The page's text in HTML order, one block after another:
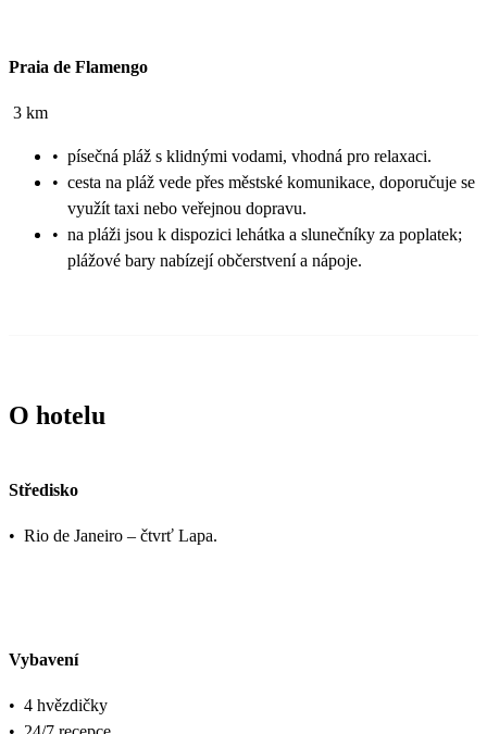
Praia de Flamengo
3 km
• písečná pláž s klidnými vodami, vhodná pro relaxaci.
• cesta na pláž vede přes městské komunikace, doporučuje se
využít taxi nebo veřejnou dopravu.
• na pláži jsou k dispozici lehátka a slunečníky za poplatek;
plážové bary nabízejí občerstvení a nápoje.
O hotelu
Středisko
• Rio de Janeiro – čtvrť Lapa.
Vybavení
• 4 hvězdičky